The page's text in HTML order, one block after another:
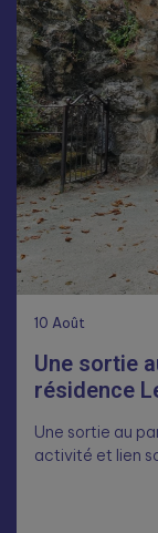
10 Août
Une sortie
résidence
Une sortie au
activité et lien